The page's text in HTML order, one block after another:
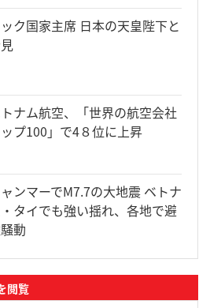
ク国家主席 日本の天皇陛下と
ナム航空、「世界の航空会社
ップ100」で4８位に上昇
ンマーでM7.7の大地震 ベトナ
タイでも強い揺れ、各地で避
動
閲覧